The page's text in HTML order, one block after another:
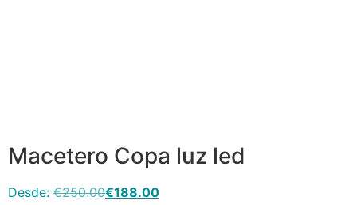
Macetero Copa luz led
Desde: €250.00€188.00